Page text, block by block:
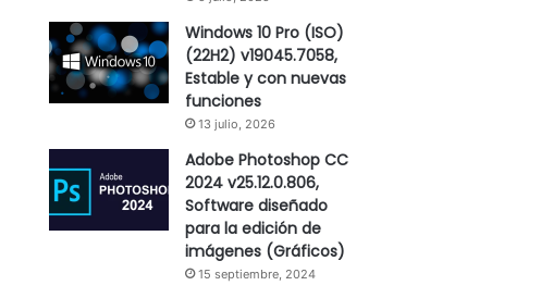
Windows 10 Pro (ISO)
(22H2) v19045.7058,
Estable y con nuevas
funciones
13 julio, 2026
Adobe Photoshop CC
2024 v25.12.0.806,
Software diseñado
para la edición de
imágenes (Gráficos)
15 septiembre, 2024